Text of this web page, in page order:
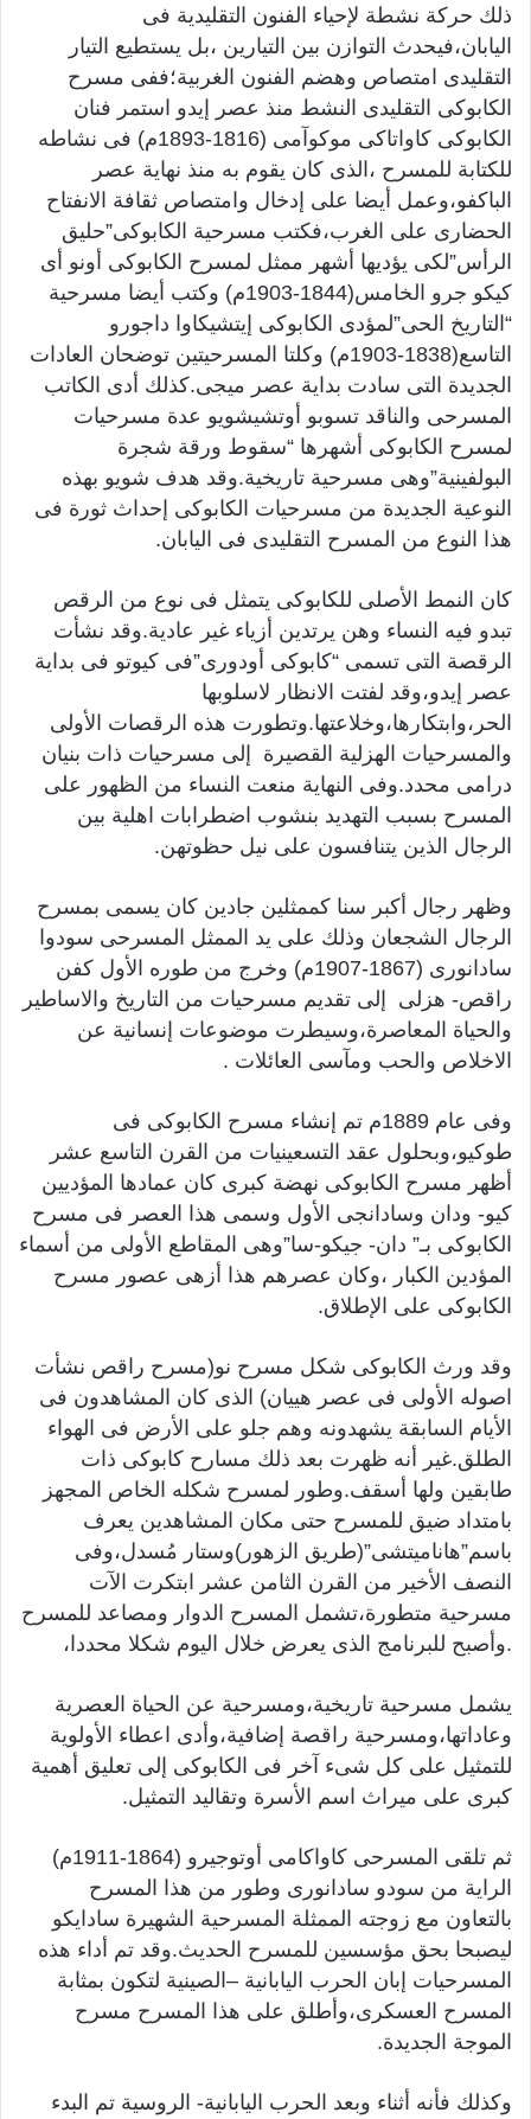
ذلك حركة نشطة لإحياء الفنون التقليدية فى
اليابان،فيحدث التوازن بين التيارين ،بل يستطيع التيار
التقليدى امتصاص وهضم الفنون الغربية؛ففى مسرح
الكابوكى التقليدى النشط منذ عصر إيدو استمر فنان
الكابوكى كاواتاكى موكوآمى (1816-1893م) فى نشاطه
للكتابة للمسرح ،الذى كان يقوم به منذ نهاية عصر
الباكفو،وعمل أيضا على إدخال وامتصاص ثقافة الانفتاح
الحضارى على الغرب،فكتب مسرحية الكابوكى”حليق
الرأس”لكى يؤديها أشهر ممثل لمسرح الكابوكى أونو أى
كيكو جرو الخامس(1844-1903م) وكتب أيضا مسرحية
“التاريخ الحى”لمؤدى الكابوكى إيتشيكاوا داجورو
التاسع(1838-1903م) وكلتا المسرحيتين توضحان العادات
الجديدة التى سادت بداية عصر ميجى.كذلك أدى الكاتب
المسرحى والناقد تسوبو أوتشيشويو عدة مسرحيات
لمسرح الكابوكى أشهرها “سقوط ورقة شجرة
البولفينية”وهى مسرحية تاريخية.وقد هدف شويو بهذه
النوعية الجديدة من مسرحيات الكابوكى إحداث ثورة فى
هذا النوع من المسرح التقليدى فى اليابان.
كان النمط الأصلى للكابوكى يتمثل فى نوع من الرقص
تبدو فيه النساء وهن يرتدين أزياء غير عادية.وقد نشأت
الرقصة التى تسمى “كابوكى أودورى”فى كيوتو فى بداية
عصر إيدو،وقد لفتت الانظار لاسلوبها
الحر،وابتكارها،وخلاعتها.وتطورت هذه الرقصات الأولى
والمسرحيات الهزلية القصيرة إلى مسرحيات ذات بنيان
درامى محدد.وفى النهاية منعت النساء من الظهور على
المسرح بسبب التهديد بنشوب اضطرابات اهلية بين
الرجال الذين يتنافسون على نيل حظوتهن.
وظهر رجال أكبر سنا كممثلين جادين كان يسمى بمسرح
الرجال الشجعان وذلك على يد الممثل المسرحى سودوا
سادانورى (1867-1907م) وخرج من طوره الأول كفن
راقص- هزلى إلى تقديم مسرحيات من التاريخ والاساطير
والحياة المعاصرة،وسيطرت موضوعات إنسانية عن
الاخلاص والحب ومآسى العائلات .
وفى عام 1889م تم إنشاء مسرح الكابوكى فى
طوكيو،وبحلول عقد التسعينيات من القرن التاسع عشر
أظهر مسرح الكابوكى نهضة كبرى كان عمادها المؤديين
كيو- ودان وسادانجى الأول وسمى هذا العصر فى مسرح
الكابوكى بـ” دان- جيكو-سا”وهى المقاطع الأولى من أسماء
المؤدين الكبار ،وكان عصرهم هذا أزهى عصور مسرح
الكابوكى على الإطلاق.
وقد ورث الكابوكى شكل مسرح نو(مسرح راقص نشأت
اصوله الأولى فى عصر هييان) الذى كان المشاهدون فى
الأيام السابقة يشهدونه وهم جلو على الأرض فى الهواء
الطلق.غير أنه ظهرت بعد ذلك مسارح كابوكى ذات
طابقين ولها أسقف.وطور لمسرح شكله الخاص المجهز
بامتداد ضيق للمسرح حتى مكان المشاهدين يعرف
باسم”هاناميتشى”(طريق الزهور)وستار مُسدل،وفى
النصف الأخير من القرن الثامن عشر ابتكرت الآت
مسرحية متطورة،تشمل المسرح الدوار ومصاعد للمسرح
.وأصبح للبرنامج الذى يعرض خلال اليوم شكلا محددا،
يشمل مسرحية تاريخية،ومسرحية عن الحياة العصرية
وعاداتها،ومسرحية راقصة إضافية،وأدى اعطاء الأولوية
للتمثيل على كل شىء آخر فى الكابوكى إلى تعليق أهمية
كبرى على ميراث اسم الأسرة وتقاليد التمثيل.
ثم تلقى المسرحى كاواكامى أوتوجيرو (1864-1911م)
الراية من سودو سادانورى وطور من هذا المسرح
بالتعاون مع زوجته الممثلة المسرحية الشهيرة سادايكو
ليصبحا بحق مؤسسين للمسرح الحديث.وقد تم أداء هذه
المسرحيات إبان الحرب اليابانية –الصينية لتكون بمثابة
المسرح العسكرى،وأطلق على هذا المسرح مسرح
الموجة الجديدة.
وكذلك فأنه أثناء وبعد الحرب اليابانية- الروسية تم البدء